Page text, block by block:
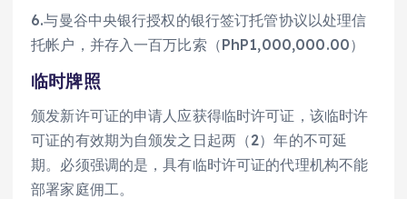
6.与曼谷中央银行授权的银行签订托管协议以处理信
托帐户，并存入一百万比索（PhP1,000,000.00）
临时牌照
颁发新许可证的申请人应获得临时许可证，该临时许
可证的有效期为自颁发之日起两（2）年的不可延
期。必须强调的是，具有临时许可证的代理机构不能
部署家庭佣工。